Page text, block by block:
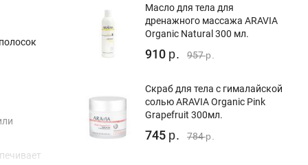
Масло для тела для
дренажного массажа ARAVIA
Organic Natural 300 мл.
910 р. 957р.
Скраб для тела с гималайской
солью ARAVIA Organic Pink
Grapefruit 300мл.
745 р. 784р.